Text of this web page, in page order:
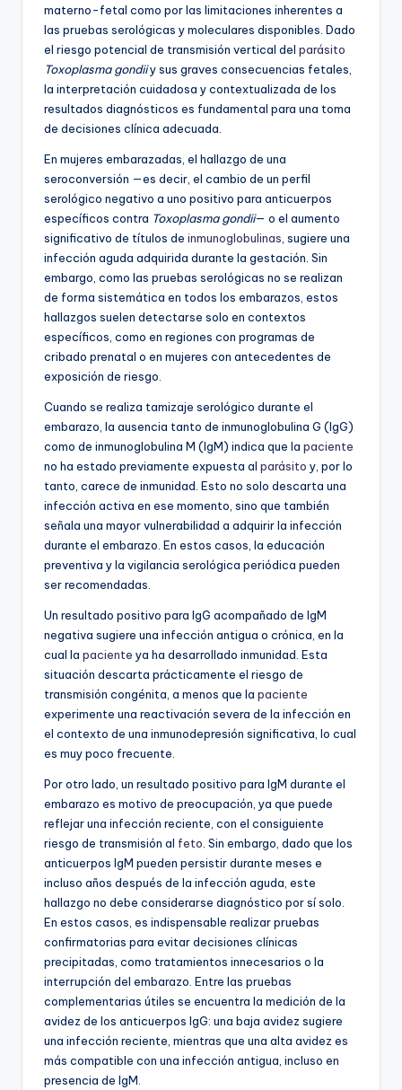
materno-fetal como por las limitaciones inherentes a
las pruebas serológicas y moleculares disponibles. Dado
el riesgo potencial de transmisión vertical del parásito
Toxoplasma gondiiy sus graves consecuencias fetales,
la interpretación cuidadosa y contextualizada de los
resultados diagnósticos es fundamental para una toma
de decisiones clínica adecuada.
En mujeres embarazadas, el hallazgo de una
seroconversión —es decir, el cambio de un perfil
serológico negativo a uno positivo para anticuerpos
específicos contra Toxoplasma gondii— o el aumento
significativo de títulos de inmunoglobulinas, sugiere una
infección aguda adquirida durante la gestación. Sin
embargo, como las pruebas serológicas no se realizan
de forma sistemática en todos los embarazos, estos
hallazgos suelen detectarse solo en contextos
específicos, como en regiones con programas de
cribado prenatal o en mujeres con antecedentes de
exposición de riesgo.
Cuando se realiza tamizaje serológico durante el
embarazo, la ausencia tanto de inmunoglobulina G (IgG)
como de inmunoglobulina M (IgM) indica que la paciente
no ha estado previamente expuesta al parásito y, por lo
tanto, carece de inmunidad. Esto no solo descarta una
infección activa en ese momento, sino que también
señala una mayor vulnerabilidad a adquirir la infección
durante el embarazo. En estos casos, la educación
preventiva y la vigilancia serológica periódica pueden
ser recomendadas.
Un resultado positivo para IgG acompañado de IgM
negativa sugiere una infección antigua o crónica, en la
cual la paciente ya ha desarrollado inmunidad. Esta
situación descarta prácticamente el riesgo de
transmisión congénita, a menos que la paciente
experimente una reactivación severa de la infección en
el contexto de una inmunodepresión significativa, lo cual
es muy poco frecuente.
Por otro lado, un resultado positivo para IgM durante el
embarazo es motivo de preocupación, ya que puede
reflejar una infección reciente, con el consiguiente
riesgo de transmisión al feto. Sin embargo, dado que los
anticuerpos IgM pueden persistir durante meses e
incluso años después de la infección aguda, este
hallazgo no debe considerarse diagnóstico por sí solo.
En estos casos, es indispensable realizar pruebas
confirmatorias para evitar decisiones clínicas
precipitadas, como tratamientos innecesarios o la
interrupción del embarazo. Entre las pruebas
complementarias útiles se encuentra la medición de la
avidez de los anticuerpos IgG: una baja avidez sugiere
una infección reciente, mientras que una alta avidez es
más compatible con una infección antigua, incluso en
presencia de IgM.